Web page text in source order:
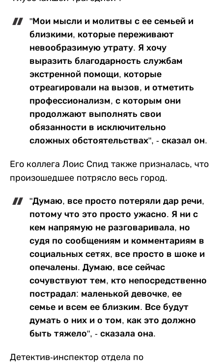
"Мои мысли и молитвы с ее семьей и
близкими, которые переживают
невообразимую утрату. Я хочу
выразить благодарность службам
экстренной помощи, которые
отреагировали на вызов, и отметить
профессионализм, с которым они
продолжают выполнять свои
обязанности в исключительно
сложных обстоятельствах", - сказал он.
Его коллега Лоис Спид также призналась, что
произошедшее потрясло весь город.
"Думаю, все просто потеряли дар речи,
потому что это просто ужасно. Я ни с
кем напрямую не разговаривала, но
судя по сообщениям и комментариям в
социальных сетях, все просто в шоке и
опечалены. Думаю, все сейчас
сочувствуют тем, кто непосредственно
пострадал: маленькой девочке, ее
семье и всем ее близким. Все будут
думать о них и о том, как это должно
быть тяжело", - сказала она.
Детектив-инспектор отдела по